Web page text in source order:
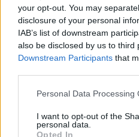
your opt-out. You may
disclosure of your personal
IAB’s list of downstream
also be disclosed by us to third
Downstream Participants that
Personal Data Processing
I want to opt-out of the
personal data.
Opted In
podjąć próbę zmiany
Orliflique nie mam
Czy moze
Co robić ?
mogłam zajść
Forum:Ginekologia -